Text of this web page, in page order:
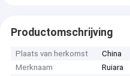
Productomschrijving
Plaats van herkomst
China
Merknaam
Ruiara